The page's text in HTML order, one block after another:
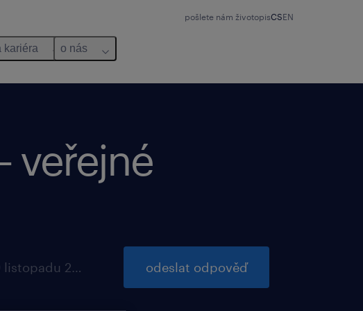
pošlete nám životopisCSEN
kariéra o nás
veřejné
platnost končí 29 listopadu 2026 odeslat odpověď